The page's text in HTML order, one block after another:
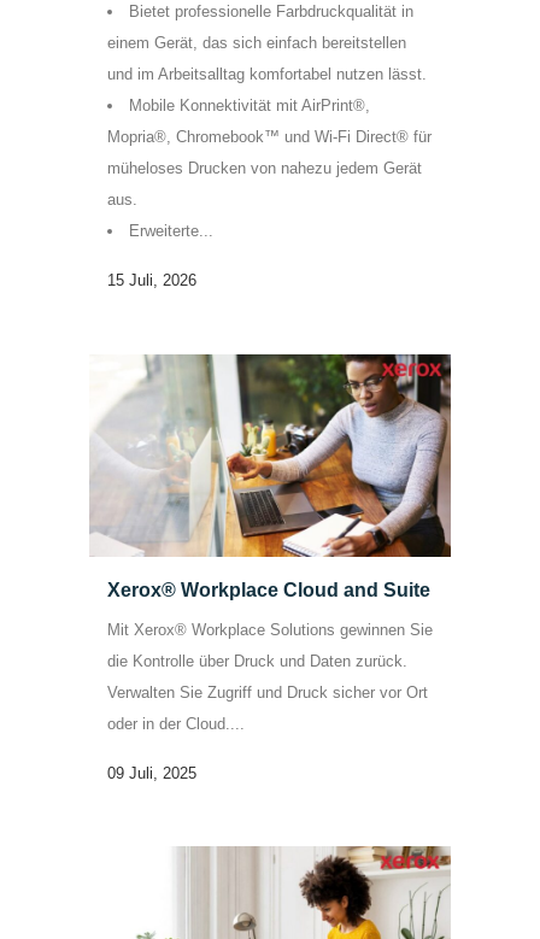
Bietet professionelle Farbdruckqualität in
einem Gerät, das sich einfach bereitstellen
und im Arbeitsalltag komfortabel nutzen lässt.
Mobile Konnektivität mit AirPrint®,
Mopria®, Chromebook™ und Wi-Fi Direct® für
müheloses Drucken von nahezu jedem Gerät
aus.
Erweiterte...
15 Juli, 2026
Xerox® Workplace Cloud and Suite
Mit Xerox® Workplace Solutions gewinnen Sie
die Kontrolle über Druck und Daten zurück.
Verwalten Sie Zugriff und Druck sicher vor Ort
oder in der Cloud....
09 Juli, 2025